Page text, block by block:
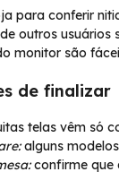
para conferir
outros usuários
monitor são
de finalizar
telas vêm só
alguns
confirme que